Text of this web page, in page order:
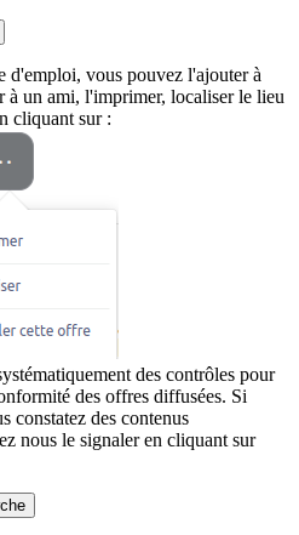
d'emploi, vous pouvez l'ajouter à
à un ami, l'imprimer, localiser le lieu
cliquant sur :
des contrôles pour
des offres diffusées. Si
constatez des contenus
nous le signaler en cliquant sur